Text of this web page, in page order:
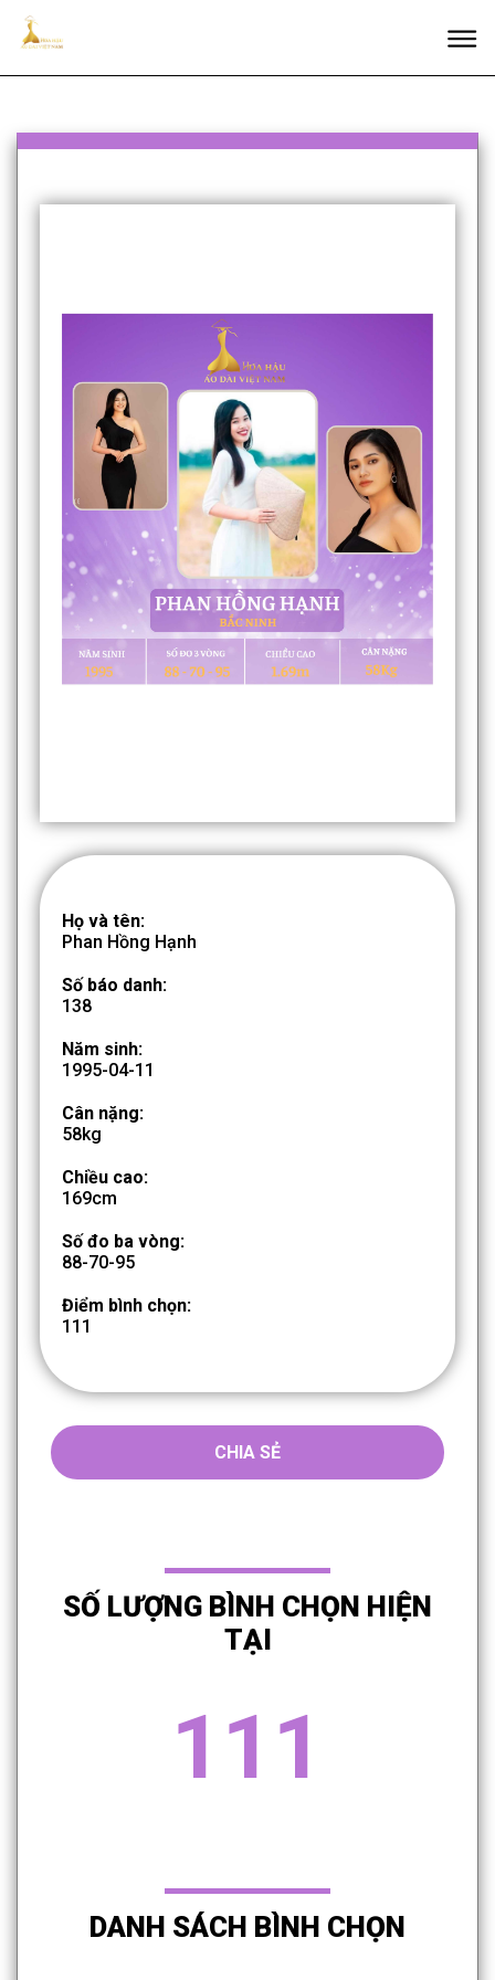
Họ và tên:
Phan Hồng Hạnh
Số báo danh:
138
Năm sinh:
1995-04-11
Cân nặng:
58kg
Chiều cao:
169cm
Số đo ba vòng:
88-70-95
Điểm bình chọn:
111
CHIA SẺ
SỐ LƯỢNG BÌNH CHỌN HIỆN
TẠI
111
DANH SÁCH BÌNH CHỌN